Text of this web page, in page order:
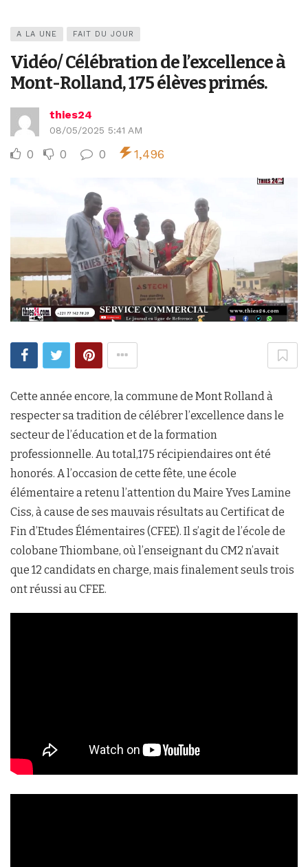
A LA UNE FAIT DU JOUR
Vidéo/ Célébration de l’excellence à
Mont-Rolland, 175 élèves primés.
thies24
08/05/2025 5:41 AM
0 0 0 1,496
Cette année encore, la commune de Mont Rolland à
respecter sa tradition de célébrer l’excellence dans le
secteur de l’éducation et de la formation
professionnelle. Au total,175 récipiendaires ont été
honorés. A l’occasion de cette fête, une école
élémentaire a retenu l’attention du Maire Yves Lamine
Ciss, à cause de ses mauvais résultats au Certificat de
Fin d’Etudes Élémentaires (CFEE). Il s’agit de l’école de
colobane Thiombane, où l’enseignant du CM2 n’avait
que 12 candidats en charge, mais finalement seuls trois
ont réussi au CFEE.